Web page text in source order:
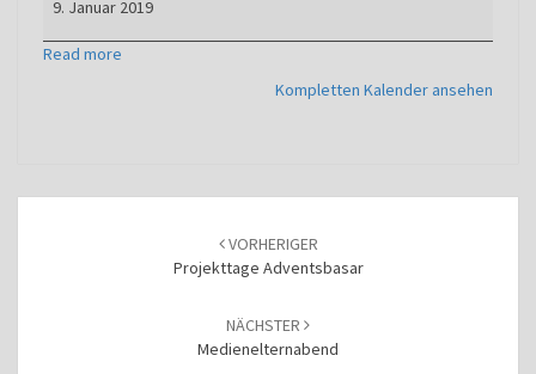
9. Januar 2019
Read more
Kompletten Kalender ansehen
VORHERIGER
Projekttage Adventsbasar
NÄCHSTER
Medienelternabend